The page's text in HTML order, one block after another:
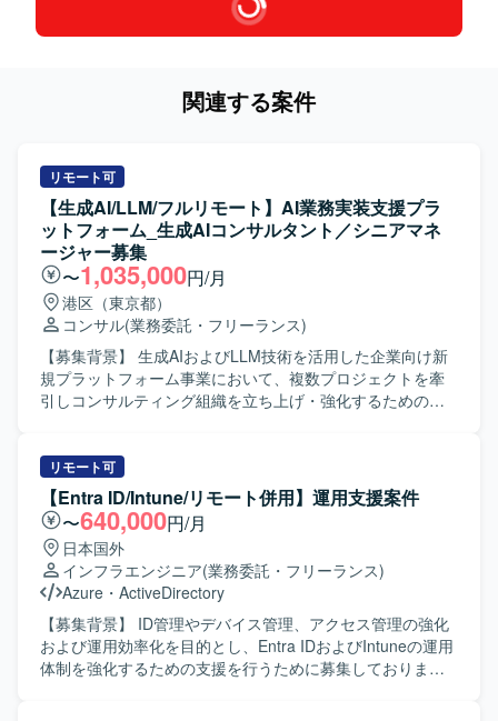
関連する案件
リモート可
【生成AI/LLM/フルリモート】AI業務実装支援プラ
ットフォーム_生成AIコンサルタント／シニアマネ
ージャー募集
〜1,035,000円/月
港区（東京都）
コンサル(業務委託・フリーランス)
【募集背景】 生成AIおよびLLM技術を活用した企業向け新
規プラットフォーム事業において、複数プロジェクトを牽
引しコンサルティング組織を立ち上げ・強化するための募
し、要件定義、設計、開発、テスト、導入、定着化まで一
連の工程をリードしていただきます。 複数プロジェクトを
横断的にマネジメントし、ITソリューションの企画やグラ
ンドデザインを策定いただきます。 コンサルタントメンバ
ーの採用・育成を行い、チームビルディングやナレッジマ
ネジメントを推進していただきます。 【求める人物像】 生
成AIやLLMなどの最先端技術に強い興味・関心を持ち、自
社プロダクトとコンサルティングの両面から新たなキャリ
アを築きたいとお考えの方を求めております。 お客様の課
題を主体的に設定し、解決まで伴走しながら価値提供でき
リモート可
【Entra ID/Intune/リモート併用】運用支援案件
〜640,000円/月
日本国外
インフラエンジニア(業務委託・フリーランス)
Azure ・ ActiveDirectory
【募集背景】 ID管理やデバイス管理、アクセス管理の強化
および運用効率化を目的とし、Entra IDおよびIntuneの運用
体制を強化するための支援を行うために募集しておりま